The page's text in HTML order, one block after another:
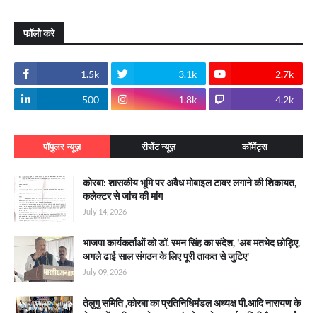
फॉलो करे
1.5k 3.1k 2.7k
500 1.8k 4.2k
पॉपुलर न्यूज़ रीसेंट न्यूज़ कॉमेंट्स
कोरबा: शासकीय भूमि पर अवैध मोबाइल टावर लगाने की शिकायत,
कलेक्टर से जांच की मांग
July 14, 2026
भाजपा कार्यकर्ताओं को डॉ. रमन सिंह का संदेश, 'अब मतभेद छोड़िए,
अगले ढाई साल संगठन के लिए पूरी ताकत से जुटिए'
July 09, 2026
तेलुगु समिति ,कोरबा का प्रतिनिधिमंडल अध्यक्ष पी.आदि नारायण के